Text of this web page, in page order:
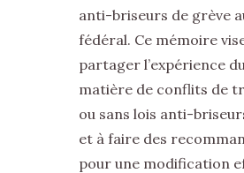
anti-briseurs de grève
fédéral. Ce mémoire
partager l’expérience
matière de conflits de
ou sans lois anti-
et à faire des
pour une modification